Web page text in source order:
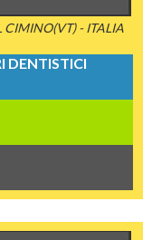
CIMINO(VT) - ITALIA
DENTISTICI